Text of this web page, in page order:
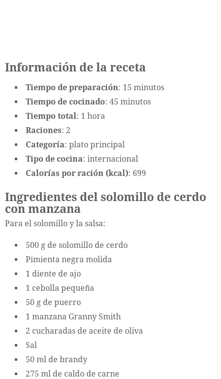
Información de la receta
Tiempo de preparación: 15 minutos
Tiempo de cocinado: 45 minutos
Tiempo total : 1 hora
Raciones: 2
Categoría: plato principal
Tipo de cocina: internacional
Calorías por ración (kcal): 699
Ingredientes del solomillo de cerdo
con manzana
Para el solomillo y la salsa:
500 g de solomillo de cerdo
Pimienta negra molida
1 diente de ajo
1 cebolla pequeña
50 g de puerro
1 manzana Granny Smith
2 cucharadas de aceite de oliva
Sal
50 ml de brandy
275 ml de caldo de carne